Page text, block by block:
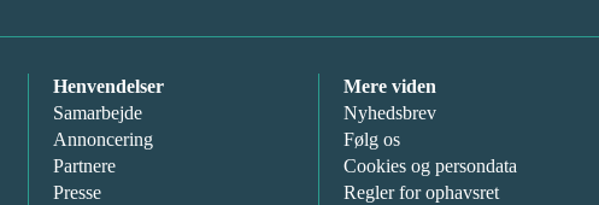
Henvendelser
Samarbejde
Annoncering
Partnere
Presse
Mere viden
Nyhedsbrev
Følg os
Cookies og persondata
Regler for ophavsret